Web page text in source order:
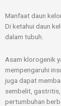
Manfaat daun
Di ketahui daun
dalam tubuh.
Asam klorogenik
mempengaruhi
juga dapat
sembelit,
pertumbuhan